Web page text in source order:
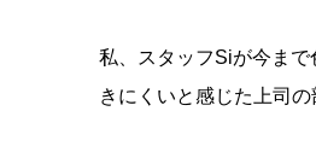
私、スタッフSiが今ま
きにくいと感じた上司